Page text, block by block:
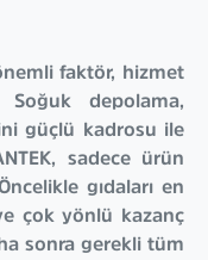
faktör, hizmet
depolama,
güçlü kadrosu ile
sadece ürün
gıdaları en
çok yönlü kazanç
sonra gerekli tüm